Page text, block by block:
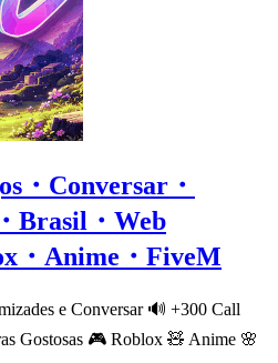
・Conversar・
Brasil・Web
・Anime・FiveM
e Conversar 🔊 +300 Call
Gostosas 🎮 Roblox 🧸 Anime 🌸